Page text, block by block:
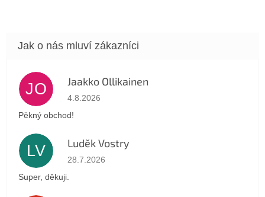
JO Jaakko Ollikainen
Hodnocení obchodu je 5 z 5 hvězdiček.
4.8.2026
Pěkný obchod!
LV Luděk Vostry
Hodnocení obchodu je 5 z 5 hvězdiček.
28.7.2026
Super, děkuji.